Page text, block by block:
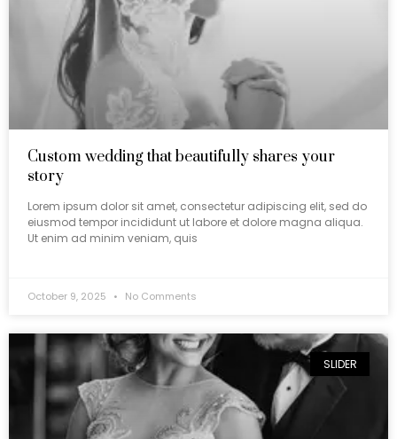
Custom wedding that beautifully shares your
story
Lorem ipsum dolor sit amet, consectetur adipiscing elit, sed do
eiusmod tempor incididunt ut labore et dolore magna aliqua.
Ut enim ad minim veniam, quis
October 9, 2025 No Comments
SLIDER